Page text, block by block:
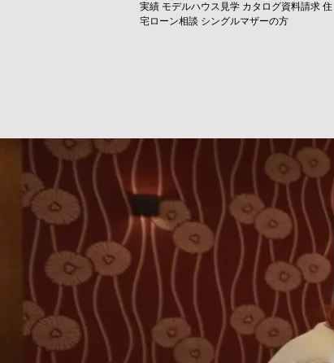
実績 モデルハウス見学 カタログ資料請求 住
宅ローン相談 シングルマザーの方